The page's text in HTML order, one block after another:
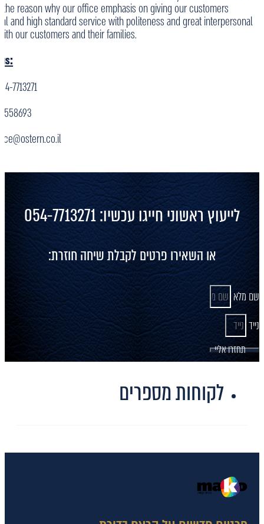
the reason why our office emphasis on giving our customers
and high standard service with politeness and great interpersonal
our customers and their families.
7713271
לייעוץ ראשוני חייגו עכשיו: 054-7713271
או השאירו פרטים לקבלת שיחה חוזרת:
שם מלא
נייד
תחזרו אליי
לקוחות מספרים